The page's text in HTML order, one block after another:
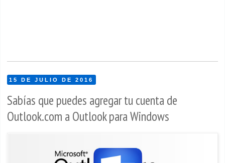
15 DE JULIO DE 2016
Sabías que puedes agregar tu cuenta de
Outlook.com a Outlook para Windows